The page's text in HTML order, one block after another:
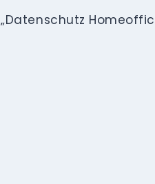
„Datenschutz